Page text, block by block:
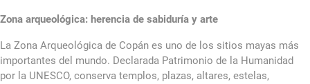
Zona arqueológica: herencia de sabiduría y arte
La Zona Arqueológica de Copán es uno de los sitios mayas más
importantes del mundo. Declarada Patrimonio de la Humanidad
por la UNESCO, conserva templos, plazas, altares, estelas,